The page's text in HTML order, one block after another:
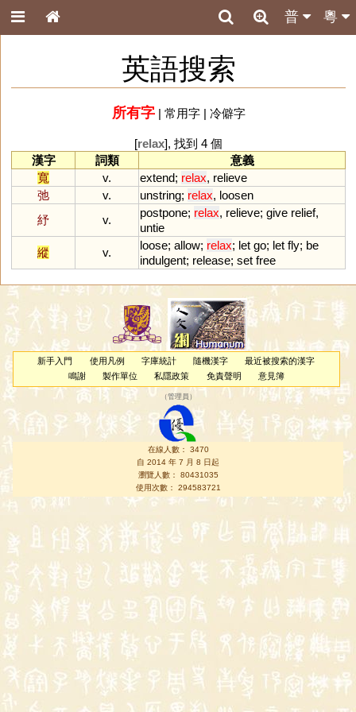
粵
普
英語搜索
所有字| 常用字| 冷僻字
[relax], 找到 4 個
漢字
詞類
意義
寬
v. extend; relax, relieve
弛
v. unstring; relax, loosen
紓
v.
postpone; relax, relieve; give relief,
untie
縱
v.
loose; allow; relax; let go; let fly; be
indulgent; release; set free
新手入門 使用凡例 字庫統計 隨機漢字
最近被搜索的漢字
鳴謝
製作單位 私隱政策 免責聲明 意見簿
（管理員 ）
在線人數： 3470
自 2014 年 7 月 8 日起
瀏覽人數： 80431035
使用次數： 294583721